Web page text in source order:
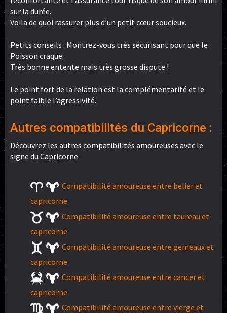
sur la durée.
Voila de quoi rassurer plus d’un petit cœur soucieux.
Petits conseils : Montrez-vous très sécurisant pour que le
Poisson craque.
Très bonne entente mais très grosse dispute !
Le point fort de la relation est la complémentarité et le
point faible l’agressivité.
Autres compatibilités du Capricorne :
Découvrez les autres compatibilités amoureuses avec le
signe du Capricorne
Compatibilité amoureuse entre belier et
capricorne
Compatibilité amoureuse entre taureau et
capricorne
Compatibilité amoureuse entre gemeaux et
capricorne
Compatibilité amoureuse entre cancer et
capricorne
Compatibilité amoureuse entre vierge et